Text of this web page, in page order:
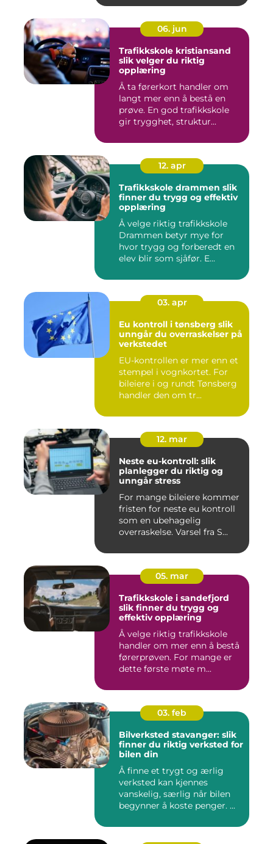
06. jun
Trafikkskole kristiansand
slik velger du riktig
opplæring
Å ta førerkort handler om
langt mer enn å bestå en
prøve. En god trafikkskole
gir trygghet, struktur...
12. apr
Trafikkskole drammen slik
finner du trygg og effektiv
opplæring
Å velge riktig trafikkskole
Drammen betyr mye for
hvor trygg og forberedt en
elev blir som sjåfør. E...
03. apr
Eu kontroll i tønsberg slik
unngår du overraskelser på
verkstedet
EU-kontrollen er mer enn et
stempel i vognkortet. For
bileiere i og rundt Tønsberg
handler den om tr...
12. mar
Neste eu-kontroll: slik
planlegger du riktig og
unngår stress
For mange bileiere kommer
fristen for neste eu kontroll
som en ubehagelig
overraskelse. Varsel fra S...
05. mar
Trafikkskole i sandefjord
slik finner du trygg og
effektiv opplæring
Å velge riktig trafikkskole
handler om mer enn å bestå
førerprøven. For mange er
dette første møte m...
03. feb
Bilverksted stavanger: slik
finner du riktig verksted for
bilen din
Å finne et trygt og ærlig
verksted kan kjennes
vanskelig, særlig når bilen
begynner å koste penger. ...